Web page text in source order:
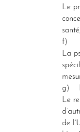
Le
f)
La
g)
Le
de